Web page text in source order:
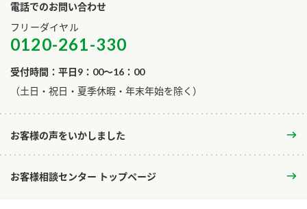
電話でのお問い合わせ
フリーダイヤル
0120-261-330
受付時間：平日9：00～16：00
​（土日・祝日・夏季休暇・年末年始を除く）
お客様の声をいかしました
お客様相談センター トップページ